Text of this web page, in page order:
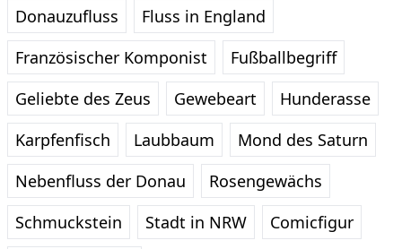
Donauzufluss
Fluss in England
Französischer Komponist
Fußballbegriff
Geliebte des Zeus
Gewebeart
Hunderasse
Karpfenfisch
Laubbaum
Mond des Saturn
Nebenfluss der Donau
Rosengewächs
Schmuckstein
Stadt in NRW Comicfigur